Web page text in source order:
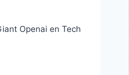
Openai en Tech